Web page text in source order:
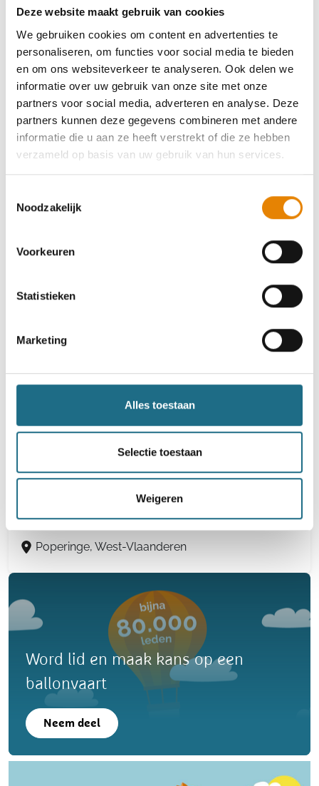
Deze website maakt gebruik van cookies
We gebruiken cookies om content en advertenties te
personaliseren, om functies voor social media te bieden
en om ons websiteverkeer te analyseren. Ook delen we
informatie over uw gebruik van onze site met onze
partners voor social media, adverteren en analyse. Deze
partners kunnen deze gegevens combineren met andere
informatie die u aan ze heeft verstrekt of die ze hebben
verzameld op basis van uw gebruik van hun services.
Noodzakelijk
Voorkeuren
Statistieken
Marketing
Alles toestaan
Selectie toestaan
Weigeren
club
53e Vierdaagse van de IJzer
8 km 16 km 24 km 32 km
Dinsdag 18 augustus 2026
Woensdag 19 augustus 2026
24 km 32 km
Donderdag 20 augustus 2026
Poperinge, West-Vlaanderen
Word lid en maak kans op een
ballonvaart
Neem deel